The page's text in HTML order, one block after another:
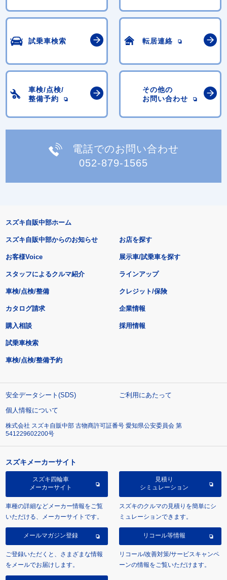
試乗車検索 転居連絡
車検/点検/
整備予約
その他の
お問い合わせ
電話でのお問い合わせ
052-879-1565
スズキ自販中部ホーム
スズキ自販中部からのお知らせ
お客様Voice
スタッフによるクルマ紹介
お店を探す
展示車/試乗車を探す
ラインアップ
車検/点検/整備 クレジット/保険
カタログ請求
購入相談
試乗車検索
車検/点検/整備予約
企業情報
採用情報
安全データシート(SDS)
ご利用にあたって
個人情報について
株式会社 スズキ自販中部 古物商許可証番号 愛知県公安委員会 第
541229602200号
スズキメーカーサイト
スズキ四輪車
メーカーサイト
車種の詳細などメーカー情報をご覧
いただける、メーカーサイトです。
見積り
シミュレーション
スズキのクルマの見積りを簡単にシ
ミュレーションできます。
メールマガジン登録
ご登録いただくと、さまざまな情報
をメールでお届けします。
リコール等情報
リコール/改善対策/サービスキャンペ
ーンの情報をご覧いただけます。